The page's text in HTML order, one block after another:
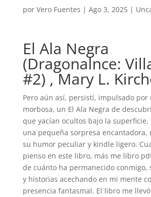
por Vero Fuentes | Ago 3, 2025|
El Ala Negra
(Dragonalnce:
#2) , Mary L.
Pero aún así, persistí, impulsado por
morbosa, un El Ala Negra de
que yacían ocultos bajo la superficie.
una pequeña sorpresa encantadora,
su humor peculiar y kindle ligero.
pienso en este libro, más me libro
de cuánto ha permanecido conmigo,
y historias acechando en mi mente
presencia fantasmal. El libro me